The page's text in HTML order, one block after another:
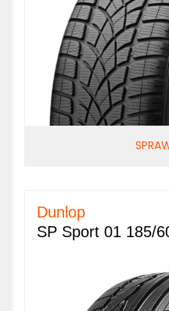
Dunlop
SP Sport 01 185/